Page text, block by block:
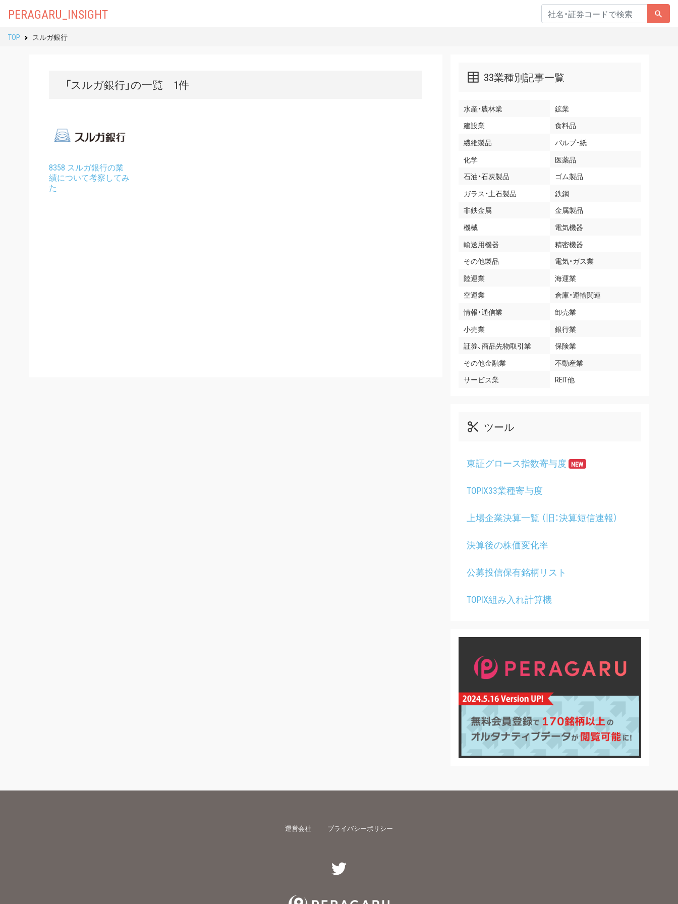
PERAGARU_INSIGHT
TOP スルガ銀行
「スルガ銀行」の一覧 1件
8358 スルガ銀行の業
績について考察してみ
た
33業種別記事一覧
水産・農林業
鉱業
建設業
食料品
繊維製品
パルプ・紙
化学
医薬品
石油・石炭製品
ゴム製品
ガラス・土石製品
鉄鋼
非鉄金属
金属製品
機械
電気機器
輸送用機器
精密機器
その他製品
電気・ガス業
陸運業
海運業
空運業
倉庫・運輸関連
情報・通信業
卸売業
小売業
銀行業
証券、商品先物取引業
保険業
その他金融業
不動産業
サービス業
REIT他
ツール
東証グロース指数寄与度 NEW
TOPIX33業種寄与度
上場企業決算一覧 （旧：決算短信速報）
決算後の株価変化率
公募投信保有銘柄リスト
TOPIX組み入れ計算機
運営会社 プライバシーポリシー